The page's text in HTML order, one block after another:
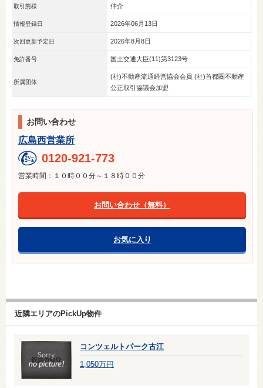
取引態様 仲介
情報登録日 2026年06月13日
次回更新予定日 2026年8月8日
免許番号 国土交通大臣(11)第3123号
所属団体
(社)不動産流通経営協会会員 (社)首都圏不動産
公正取引協議会加盟
お問い合わせ
広島西営業所
0120-921-773
営業時間：１０時００分～１８時００分
お問い合わせ（無料）
お気に入り
近隣エリアのPickUp物件
コンツェルトパーク古江
1,050万円